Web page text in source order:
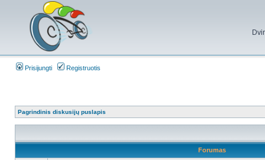
Prisijungti Registruotis
Pagrindinis diskusijų puslapis
Forumas